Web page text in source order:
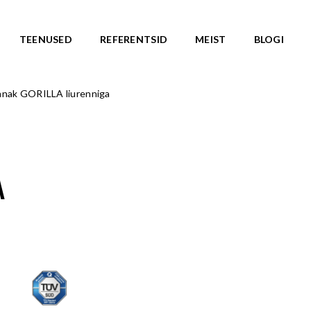
TEENUSED REFERENTSID MEIST BLOGI
teemasari
teemasari
GORILLA liurenniga